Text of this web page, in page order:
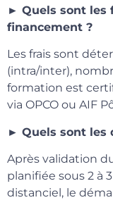
► Quels sont les
financement ?
Les frais sont
(intra/inter),
formation est
via OPCO ou AIF
► Quels sont les
Après validation
planifiée sous 2 à
distanciel, le